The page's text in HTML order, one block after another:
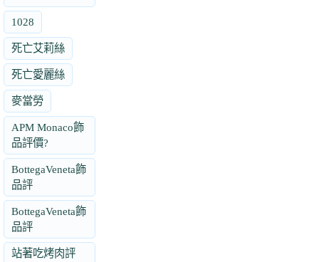
1028
死亡艾莉絲
死亡愛麗絲
麥當勞
APM Monaco飾
品評價?
BottegaVeneta飾
品評
BottegaVeneta飾
品評
站著吃烤肉評